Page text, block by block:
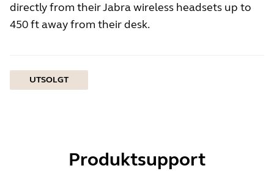
directly from their Jabra wireless headsets up to
450 ft away from their desk.
UTSOLGT
Produktsupport